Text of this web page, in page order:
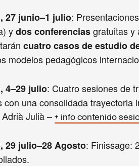
27 junio–1 julio:
ydos conferenciasgratuitas y
cuatro casos de estudio
modelos pedagógicos
4–29 julio: Cuatro sesiones de
con una consolidada trayectoria
Julià – + info contenido
29 julio–28 Agosto: Finissage: